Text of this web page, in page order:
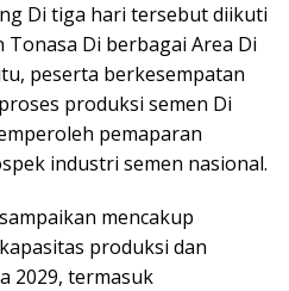
Di tiga hari tersebut diikuti
Di berbagai Area Di
peserta berkesempatan
produksi semen Di
pemaparan
industri semen nasional.
mencakup
produksi dan
2029, termasuk